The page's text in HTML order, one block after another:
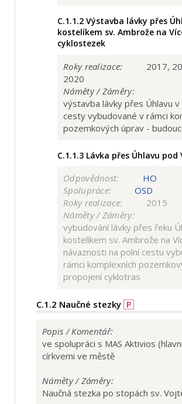
C.1.1.2 Výstavba lávky přes
kostelíkem sv. Ambrože na
cyklostezek
Roky realizace:
2017,
2020
Náměty / Záměry:
výstavba lávky přes Úhlavu v
cesty vybudované v rámci
pozemkových úprav -
C.1.1.3 Lávka přes Úhlavu pod
Odpovědnost:
HO
Spolupráce:
OSD
Roky realizace:
2015
Náměty / Záměry:
vybudování lávky přes řeku
kostelíkem sv. Ambrože na
návaznosti na polní cestu
rámci komplexních
propojení cyklotras
C.1.2 Naučné stezky P
Popis / Komentář:
ve spolupráci s MAS Aktivios
církvemi ve městě
Náměty / Záměry:
Naučná stezka po stopách sv.